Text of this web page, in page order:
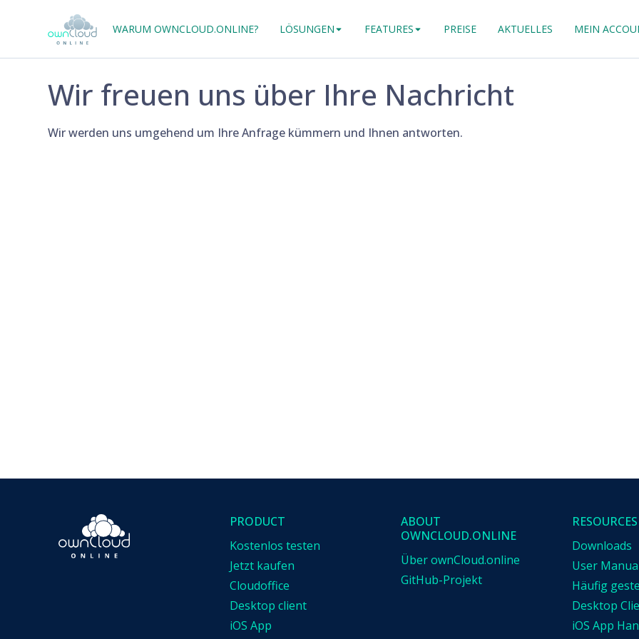
WARUM OWNCLOUD.ONLINE? LÖSUNGEN FEATURES PREISE AKTUELLES MEIN
Wir freuen uns über Ihre Nachricht
Wir werden uns umgehend um Ihre Anfrage kümmern und Ihnen antworten.
PRODUCT
Kostenlos testen
Jetzt kaufen
Cloudoffice
Desktop client
iOS App
ABOUT
OWNCLOUD.ONLINE
Über ownCloud.online
GitHub-Projekt
RESOURCES
Downloads
User
Häufig
Desktop
iOS App